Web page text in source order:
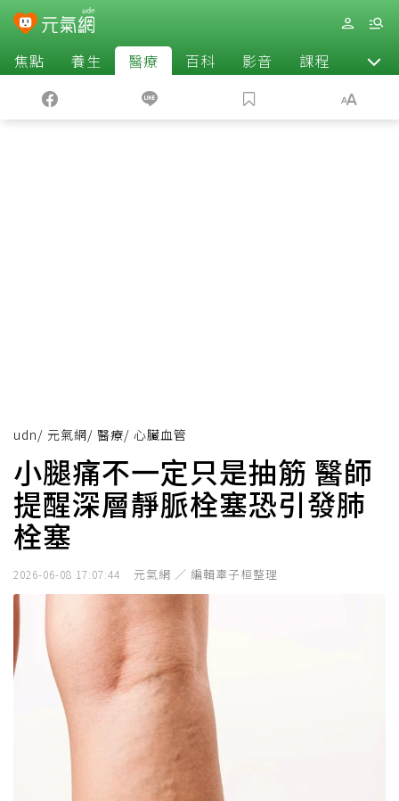
焦點 養生 醫療 百科 影音 課程 退休
udn/ 元氣網/ 醫療/ 心臟血管
小腿痛不一定只是抽筋 醫師
提醒深層靜脈栓塞恐引發肺
栓塞
2026-06-08 17:07:44 元氣網 ／ 編輯辜子桓整理